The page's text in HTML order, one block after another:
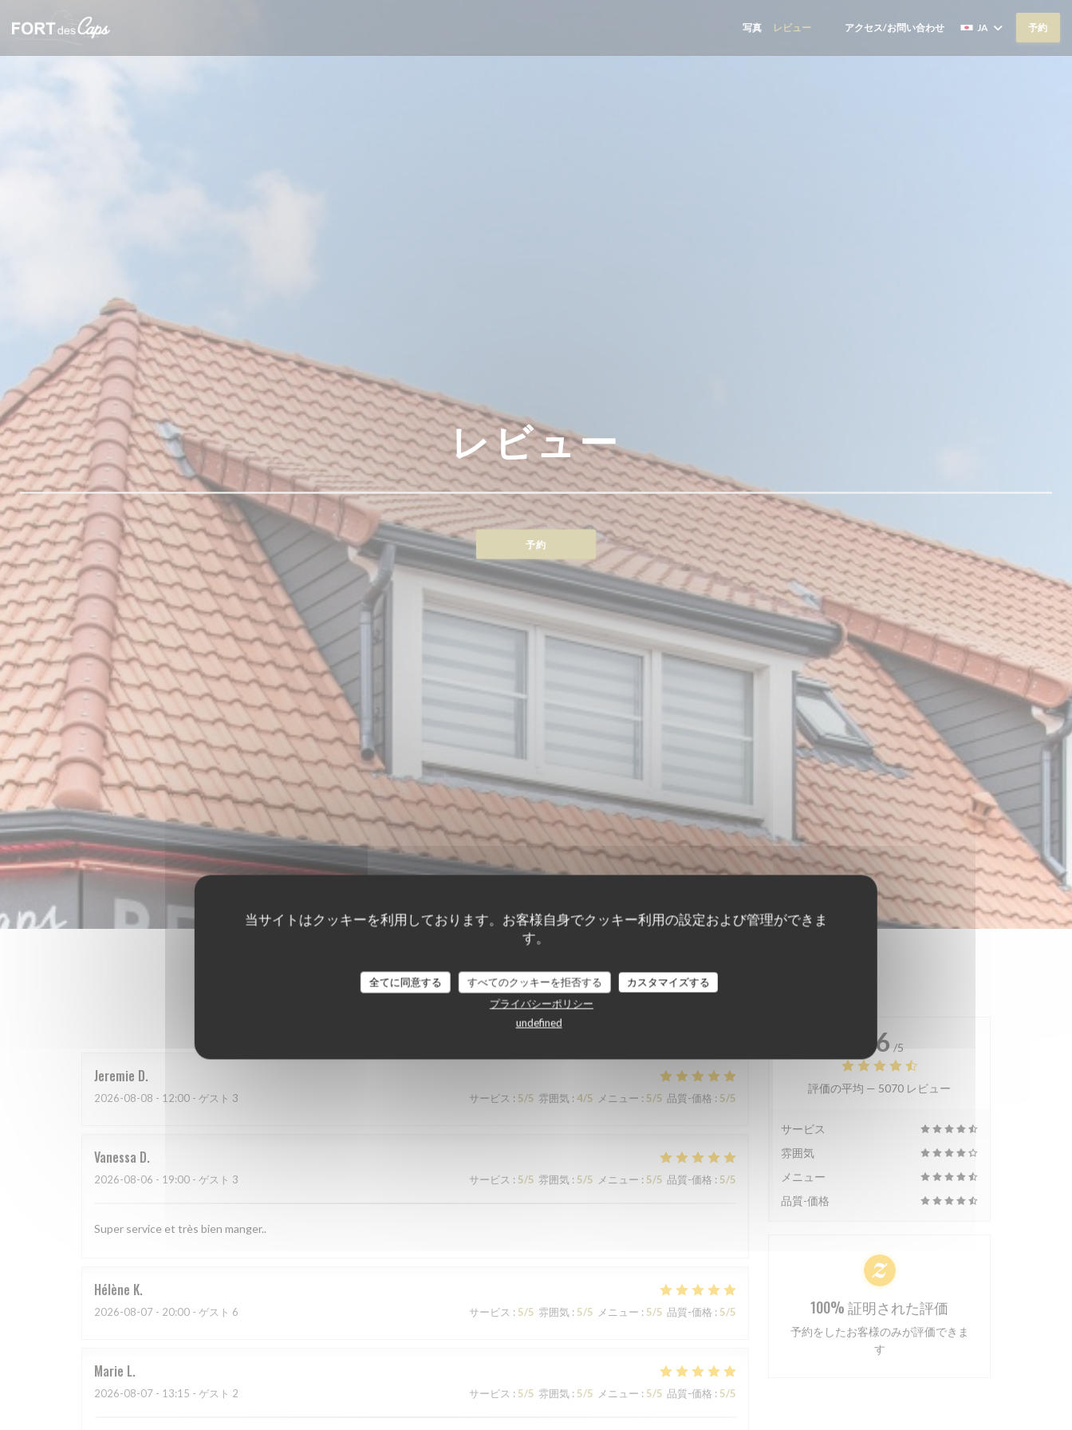
当サイトはクッキーを利用しております。お客様自身でクッキー利用の設定および管理ができま
す。
全てに同意する すべてのクッキーを拒否する
カスタマイズする
プライバシーポリシー
undefined
写真 レビュー ((新しいウィンドウで開きます))
((新しいウィンドウで開きます))
アクセス/お問い合わせ JA 予約
レビュー
予約
Jeremie D
2026-08-08 - 12:00 - ゲスト 3 サービス : 5/5 雰囲気 : 4/5 メニュー : 5/5 品質-価格 : 5/5
Vanessa D
2026-08-06 - 19:00 - ゲスト 3 サービス : 5/5 雰囲気 : 5/5 メニュー : 5/5 品質-価格 : 5/5
Super service et très bien manger..
Hélène K
2026-08-07 - 20:00 - ゲスト 6 サービス : 5/5 雰囲気 : 5/5 メニュー : 5/5 品質-価格 : 5/5
Marie L
2026-08-07 - 13:15 - ゲスト 2 サービス : 5/5 雰囲気 : 5/5 メニュー : 5/5 品質-価格 : 5/5
4.6 /5
評価の平均 — 5070 レビュー
サービス
雰囲気
メニュー
品質-価格
100% 証明された評価
予約をしたお客様のみが評価できま
す